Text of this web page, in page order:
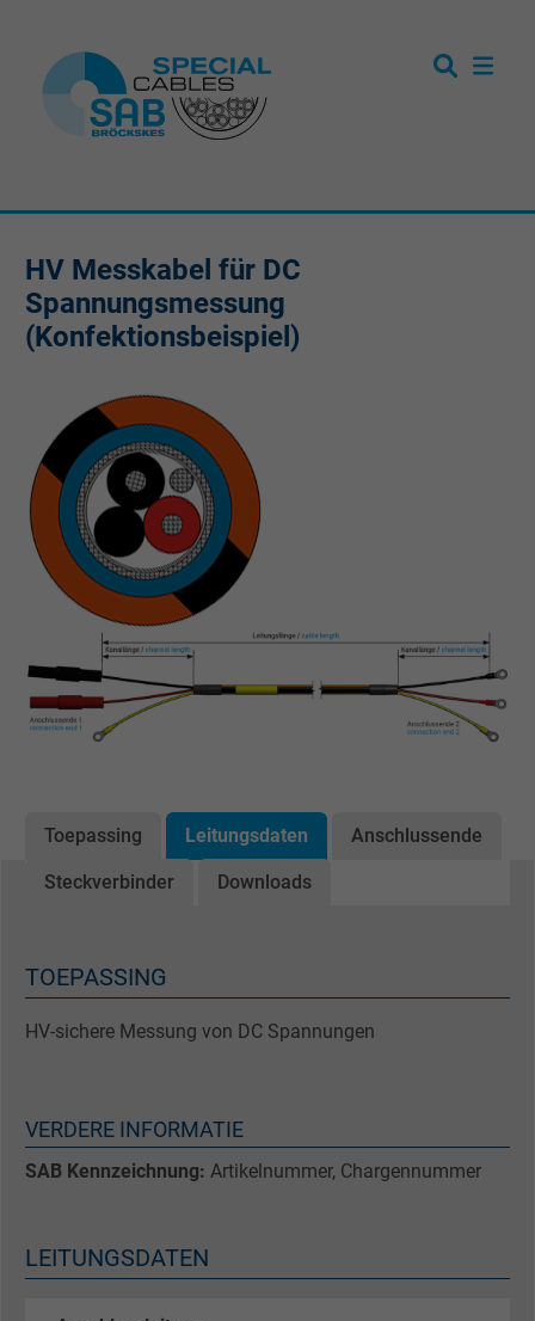
HV Messkabel für DC
Spannungsmessung
(Konfektionsbeispiel)
Toepassing Leitungsdaten Anschlussende
Steckverbinder Downloads
TOEPASSING
HV-sichere Messung von DC Spannungen
VERDERE INFORMATIE
SAB Kennzeichnung: Artikelnummer, Chargennummer
LEITUNGSDATEN